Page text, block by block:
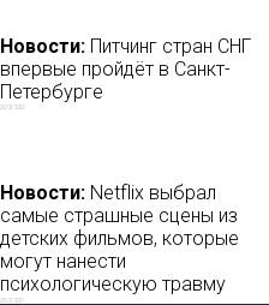
Новости: Питчинг стран СНГ
впервые пройдёт в Санкт-
Петербурге
20/05/2022
Новости: Netflix выбрал
самые страшные сцены из
детских фильмов, которые
могут нанести
психологическую травму
23/01/2021